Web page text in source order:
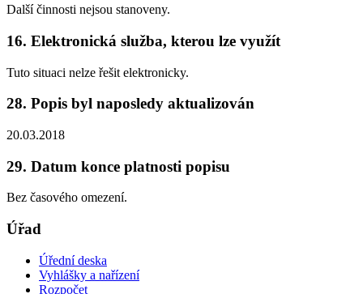
Další činnosti nejsou stanoveny.
16. Elektronická služba, kterou lze využít
Tuto situaci nelze řešit elektronicky.
28. Popis byl naposledy aktualizován
20.03.2018
29. Datum konce platnosti popisu
Bez časového omezení.
Úřad
Úřední deska
Vyhlášky a nařízení
Rozpočet